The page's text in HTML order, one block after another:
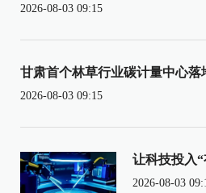
2026-08-03 09:15
甘肃首个林草行业碳计量中心落
2026-08-03 09:15
让科技投入
2026-08-03